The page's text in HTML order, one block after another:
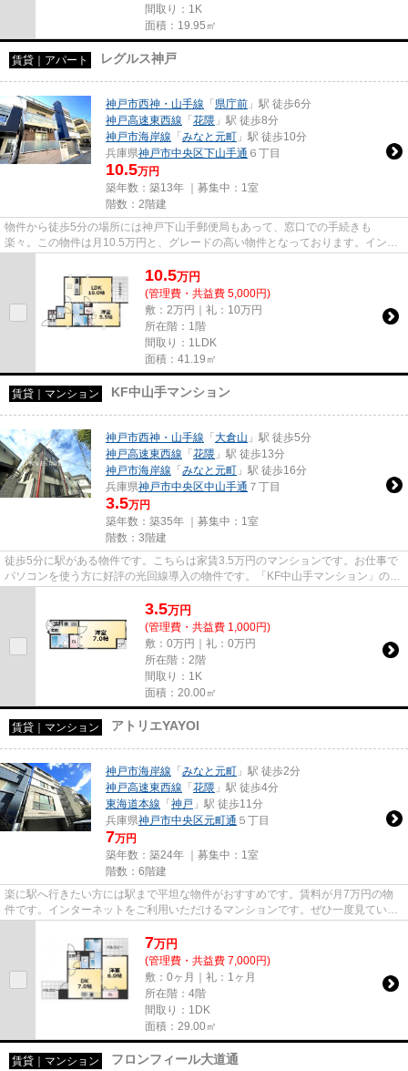
間取り：1K
面積：19.95㎡
賃貸｜アパート レグルス神戸
神戸市西神・山手線 「 県庁前 」駅 徒歩6分
神戸高速東西線 「 花隈 」駅 徒歩8分
神戸市海岸線 「 みなと元町 」駅 徒歩10分
兵庫県神戸市中央区下山手通 ６丁目
10.5万円
築年数：築13年 ｜募集中： 1室
階数：2階建
物件から徒歩5分の場所には神戸下山手郵便局もあって、窓口での手続きも
楽々。この物件は月10.5万円と、グレードの高い物件となっております。インタ
10.5万円
(管理費・共益費 5,000円)
敷：2万円｜礼：10万円
所在階：1階
間取り：1LDK
面積：41.19㎡
賃貸｜マンション KF中山手マンション
神戸市西神・山手線 「 大倉山 」駅 徒歩5分
神戸高速東西線 「 花隈 」駅 徒歩13分
神戸市海岸線 「 みなと元町 」駅 徒歩16分
兵庫県神戸市中央区中山手通 ７丁目
3.5万円
築年数：築35年 ｜募集中： 1室
階数：3階建
徒歩5分に駅がある物件です。こちらは家賃3.5万円のマンションです。お仕事で
パソコンを使う方に好評の光回線導入の物件です。「KF中山手マンション」のこ
3.5万円
(管理費・共益費 1,000円)
敷：0万円｜礼：0万円
所在階：2階
間取り：1K
面積：20.00㎡
賃貸｜マンション アトリエYAYOI
神戸市海岸線 「 みなと元町 」駅 徒歩2分
神戸高速東西線 「 花隈 」駅 徒歩4分
東海道本線 「 神戸 」駅 徒歩11分
兵庫県神戸市中央区元町通 ５丁目
7万円
築年数：築24年 ｜募集中： 1室
階数：6階建
楽に駅へ行きたい方には駅まで平坦な物件がおすすめです。賃料が月7万円の物
件です。インターネットをご利用いただけるマンションです。ぜひ一度見ていた
7万円
(管理費・共益費 7,000円)
敷：0ヶ月｜礼：1ヶ月
所在階：4階
間取り：1DK
面積：29.00㎡
賃貸｜マンション フロンフィール大道通